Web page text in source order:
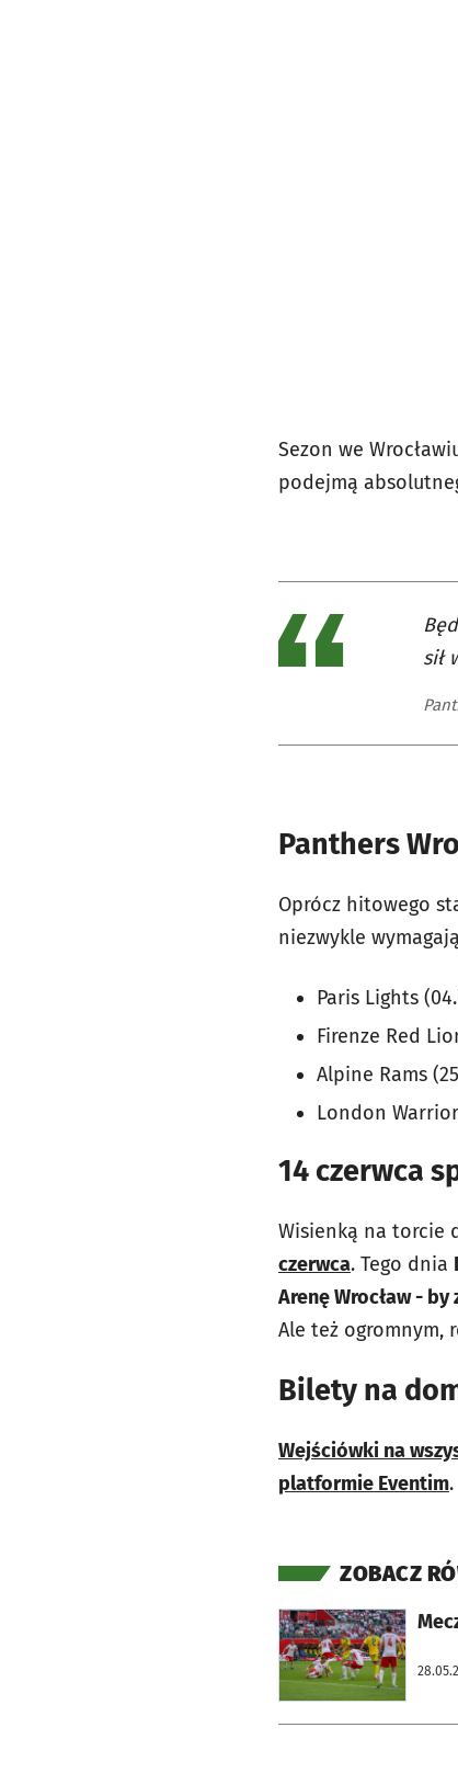
Sezon we
podejmą
sił
Panthers
Oprócz hitowego
niezwykle
Paris Lights
Firenze Red
Alpine Rams
London
14 czerwca
Wisienką na torcie
czerwca. Tego dnia
Arenę Wrocław -
Ale też ogromnym,
Bilety na
Wejściówki na
platformie Eventim.
ZOBACZ
otworzy się w nowej karcie